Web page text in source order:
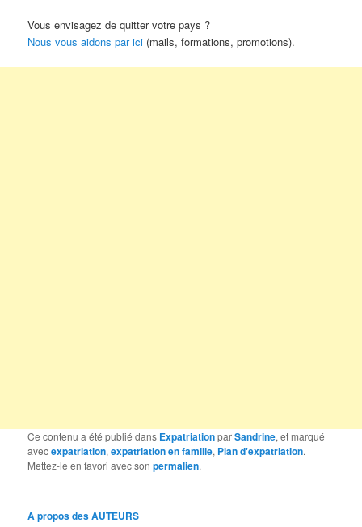
Vous envisagez de quitter votre pays ?
​​​​​​​Nous vous aidons par ici (mails, formations, promotions).
Ce contenu a été publié dans ExpatriationparSandrine, et marqué
avecexpatriation,expatriation en famille, Plan d'expatriation.
Mettez-le en favori avec sonpermalien.
A propos des AUTEURS